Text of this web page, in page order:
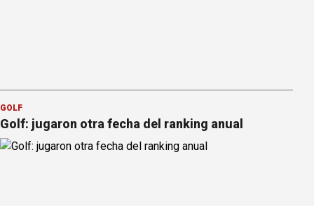
GOLF
Golf: jugaron otra fecha del ranking anual